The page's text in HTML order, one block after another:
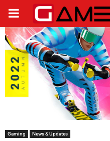
PRIMARY
MENU
Gaming News & Updates